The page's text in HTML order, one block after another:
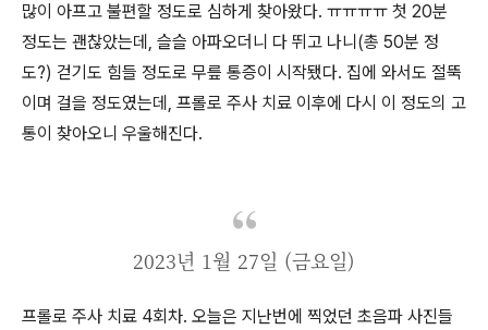
많이 아프고 불편할 정도로 심하게 찾아왔다. ㅠㅠㅠㅠ 첫 20분
정도는 괜찮았는데, 슬슬 아파오더니 다 뛰고 나니(총 50분 정
도?) 걷기도 힘들 정도로 무릎 통증이 시작됐다. 집에 와서도 절뚝
이며 걸을 정도였는데, 프롤로 주사 치료 이후에 다시 이 정도의 고
통이 찾아오니 우울해진다.
2023년 1월 27일 (금요일)
프롤로 주사 치료 4회차. 오늘은 지난번에 찍었던 초음파 사진들